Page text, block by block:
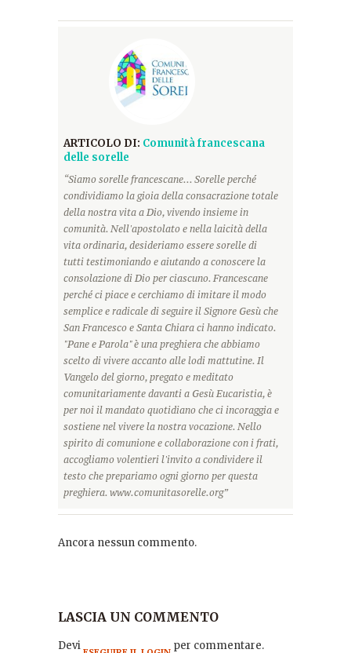
ARTICOLO DI: Comunità francescana
delle sorelle
“Siamo sorelle francescane... Sorelle perché
condividiamo la gioia della consacrazione totale
della nostra vita a Dio, vivendo insieme in
comunità. Nell'apostolato e nella laicità della
vita ordinaria, desideriamo essere sorelle di
tutti testimoniando e aiutando a conoscere la
consolazione di Dio per ciascuno. Francescane
perché ci piace e cerchiamo di imitare il modo
semplice e radicale di seguire il Signore Gesù che
San Francesco e Santa Chiara ci hanno indicato.
"Pane e Parola" è una preghiera che abbiamo
scelto di vivere accanto alle lodi mattutine. Il
Vangelo del giorno, pregato e meditato
comunitariamente davanti a Gesù Eucaristia, è
per noi il mandato quotidiano che ci incoraggia e
sostiene nel vivere la nostra vocazione. Nello
spirito di comunione e collaborazione con i frati,
accogliamo volentieri l'invito a condividere il
testo che prepariamo ogni giorno per questa
preghiera. www.comunitasorelle.org”
Ancora nessun commento.
LASCIA UN COMMENTO
Devi per commentare.